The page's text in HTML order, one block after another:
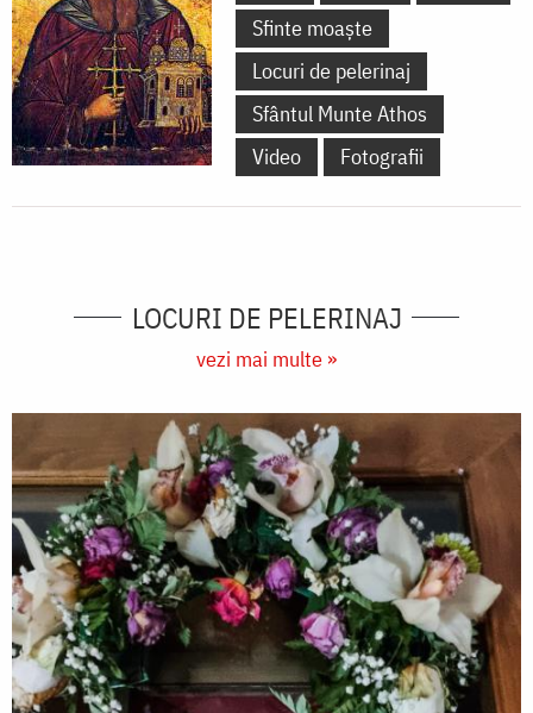
Sfinte moaște
Locuri de pelerinaj
Sfântul Munte Athos
Video
Fotografii
LOCURI DE PELERINAJ
vezi mai multe »